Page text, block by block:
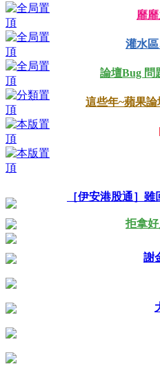
靡
灌水
論壇Bug 問
這些年~蘋果
［伊安港股通］
拒拿
謝